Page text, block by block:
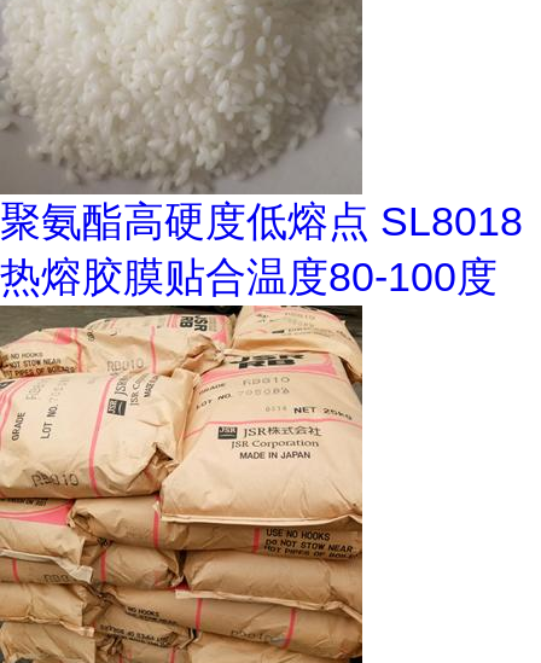
聚氨酯高硬度低熔点 SL8018
热熔胶膜贴合温度80-100度